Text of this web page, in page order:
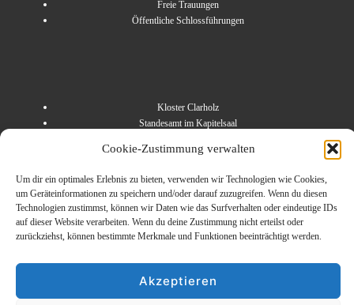
Cookie-Zustimmung verwalten
Um dir ein optimales Erlebnis zu bieten, verwenden wir Technologien wie Cookies,
um Geräteinformationen zu speichern und/oder darauf zuzugreifen. Wenn du diesen
Technologien zustimmst, können wir Daten wie das Surfverhalten oder eindeutige IDs
auf dieser Website verarbeiten. Wenn du deine Zustimmung nicht erteilst oder
zurückziehst, können bestimmte Merkmale und Funktionen beeinträchtigt werden.
Akzeptieren
Freie Trauungen
Öffentliche Schlossführungen
Kloster Clarholz
Standesamt im Kapitelsaal
Kloster Herzebrock
Footer-
Cookie-Richtlinie (EU) Datenschutzerklärung Impressum